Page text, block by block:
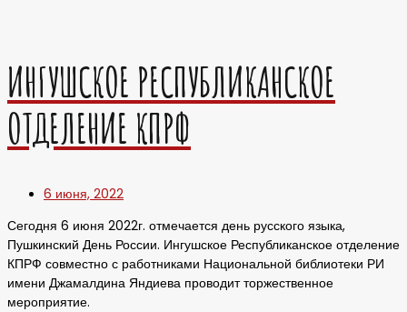
ИНГУШСКОЕ РЕСПУБЛИКАНСКОЕ
ОТДЕЛЕНИЕ КПРФ
6 июня, 2022
Сегодня 6 июня 2022г. отмечается день русского языка,
Пушкинский День России. Ингушское Республиканское отделение
КПРФ совместно с работниками Национальной библиотеки РИ
имени Джамалдина Яндиева проводит торжественное
мероприятие.